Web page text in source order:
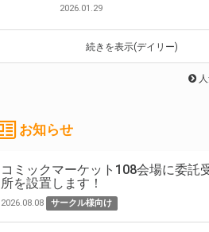
2026.01.29
続きを表示(デイリー)
お知らせ
コミックマーケット108会場に委託
所を設置します！
2026.08.08 サークル様向け